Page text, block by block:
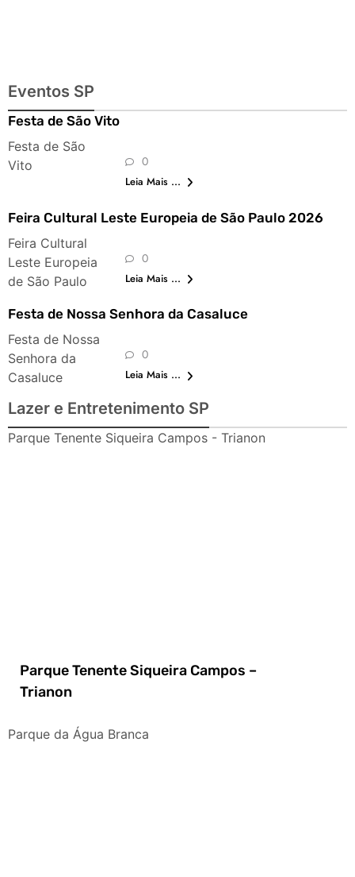
Eventos SP
Festa de São Vito
Festa de São
Vito
0
Leia Mais ...
Feira Cultural Leste Europeia de São Paulo 2026
Feira Cultural
Leste Europeia
de São Paulo
0
Leia Mais ...
Festa de Nossa Senhora da Casaluce
Festa de Nossa
Senhora da
Casaluce
0
Leia Mais ...
Lazer e Entretenimento SP
Parque Tenente Siqueira Campos - Trianon
Parque Tenente Siqueira Campos –
Trianon
Parque da Água Branca